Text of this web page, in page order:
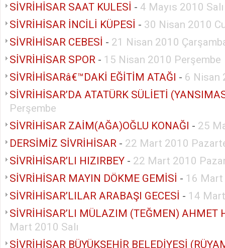
SİVRİHİSAR SAAT KULESİ - 4 Mayıs 2010 Salı
SİVRİHİSAR İNCİLİ KÜPESİ - 30 Nisan 2010
SİVRİHİSAR CEBESİ - 21 Nisan 2010
SİVRİHİSAR SPOR - 15 Nisan 2010 Perşembe
SİVRİHİSARâ€™DAKİ EĞİTİM ATAĞI - 6 Nisan
Perşembe
SİVRİHİSAR ZAİM(AĞA)OĞLU KONAĞI - 25
DERSİMİZ SİVRİHİSAR - 22 Mart 2010
SİVRİHİSAR’LI HIZIRBEY - 22 Mart 2010
SİVRİHİSAR MAYIN DÖKME GEMİSİ - 16 Mart
SİVRİHİSAR’LILAR ARABAŞI GECESİ - 14
SİVRİHİSAR’LI MÜLAZIM (TEĞMEN) AHMET
Mart 2010 Salı
SİVRİHİSAR BÜYÜKŞEHİR BELEDİYESİ